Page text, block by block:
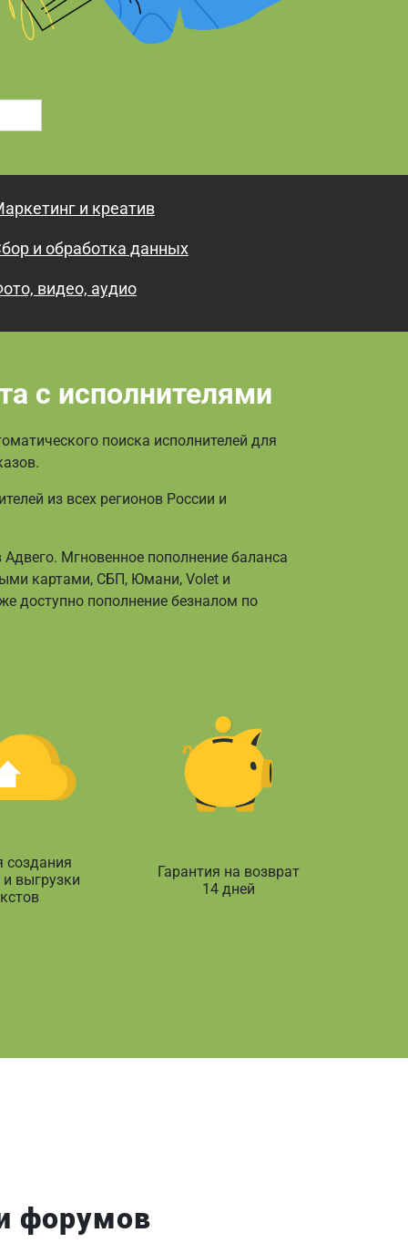
и креатив
и обработка данных
видео, аудио
с исполнителями
поиска исполнителей для
из всех регионов России и
Мгновенное пополнение баланса
картами, СБП, Юмани, Volet и
доступно пополнение безналом по
создания
выгрузки
Гарантия на возврат
14 дней
форумов